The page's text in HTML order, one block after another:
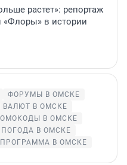
растет»: репортаж
в истории
ФОРУМЫ В ОМСКЕ
ВАЛЮТ В ОМСКЕ
В ОМСКЕ
ПОГОДА В ОМСКЕ
В ОМСКЕ